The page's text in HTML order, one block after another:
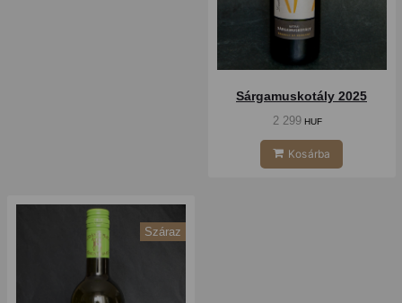
Sárgamuskotály 2025
2 299HUF
Kosárba
Száraz